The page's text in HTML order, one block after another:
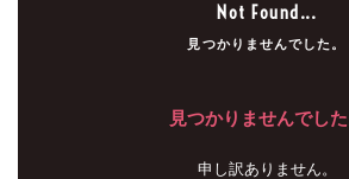
Not Found...
見つかりませんでした。
見つかりませんでした
申し訳ありません。